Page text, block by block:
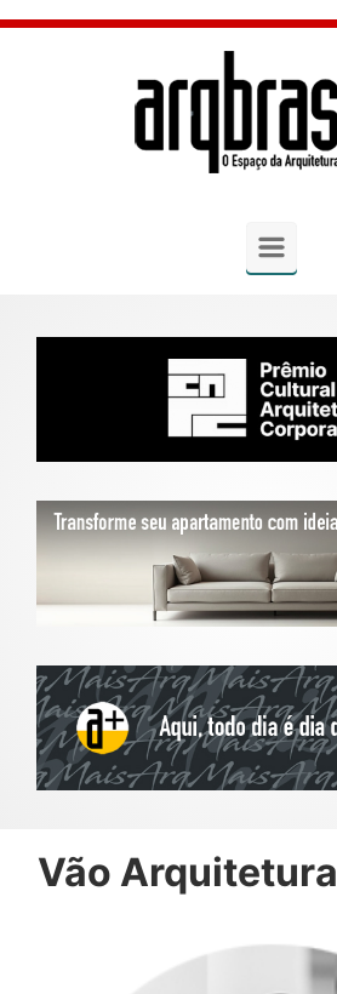
Skip to main content
Vão Arquitetura